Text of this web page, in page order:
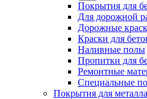
Покрытия для
Для дорожной
Дорожные
Краски для
Наливные полы
Пропитки для
Ремонтные
Специальные
Покрытия для металла